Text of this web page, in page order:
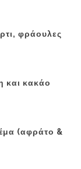
φράουλες
και κακάο
(αφράτο &